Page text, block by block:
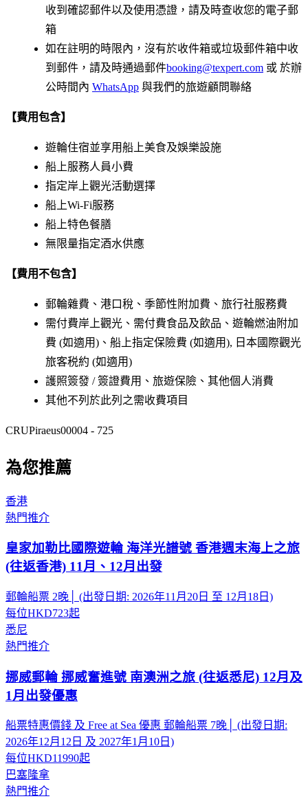
收到確認郵件以及使用憑證，請及時查收您的電子郵
箱
如在註明的時限內，沒有於收件箱或垃圾郵件箱中收
到郵件，請及時通過郵件booking@texpert.com 或 於辦
公時間內 WhatsApp 與我們的旅遊顧問聯絡
【費用包含】
遊輪住宿並享用船上美食及娛樂設施
船上服務人員小費
指定岸上觀光活動選擇
船上Wi-Fi服務
船上特色餐膳
無限量指定酒水供應
【費用不包含】
郵輪雜費、港口稅、季節性附加費、旅行社服務費
需付費岸上觀光、需付費食品及飲品、遊輪燃油附加
費 (如適用)、船上指定保險費 (如適用), 日本國際觀光
旅客税約 (如適用)
護照簽發 / 簽證費用、旅遊保險、其他個人消費
其他不列於此列之需收費項目
CRUPiraeus00004 - 725
為您推薦
香港
熱門推介
皇家加勒比國際遊輪 海洋光譜號 香港週末海上之旅
(往返香港) 11月、12月出發
郵輪船票 2晚│ (出發日期: 2026年11月20日 至 12月18日)
每位HKD723起
悉尼
熱門推介
挪威郵輪 挪威奮進號 南澳洲之旅 (往返悉尼) 12月及
1月出發優惠
船票特惠價錢 及 Free at Sea 優惠 郵輪船票 7晚│ (出發日期:
2026年12月12日 及 2027年1月10日)
每位HKD11990起
巴塞隆拿
熱門推介